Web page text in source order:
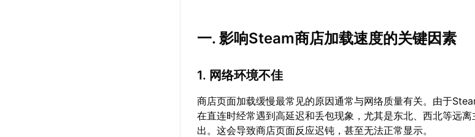
一. 影响Steam商店加载速度的关键因素
1. 网络环境不佳
商店页面加载缓慢最常见的原因通常与网络质量有关。由于
在直连时经常遇到高延迟和丢包现象，尤其是东北、西北等远
出。这会导致商店页面反应迟钝，甚至无法正常显示。